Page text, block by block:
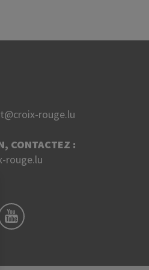
rouge.lu
CONTACTEZ :
rouge.lu